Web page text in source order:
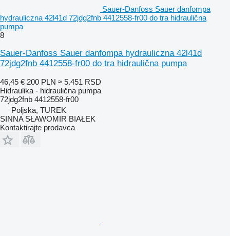
Sauer-Danfoss Sauer danfompa
hydrauliczna 42l41d 72jdg2fnb 4412558-fr00 do tra hidraulična
pumpa
8
Sauer-Danfoss Sauer danfompa hydrauliczna 42l41d
72jdg2fnb 4412558-fr00 do tra hidraulična pumpa
46,45 € 200 PLN ≈ 5.451 RSD
Hidraulika - hidraulična pumpa
72jdg2fnb 4412558-fr00
Poljska, TUREK
SINNA SŁAWOMIR BIAŁEK
Kontaktirajte prodavca